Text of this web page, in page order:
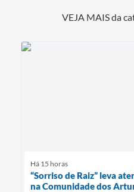
VEJA MAIS da
Há 15 horas
“Sorriso de Raiz” leva
na Comunidade dos